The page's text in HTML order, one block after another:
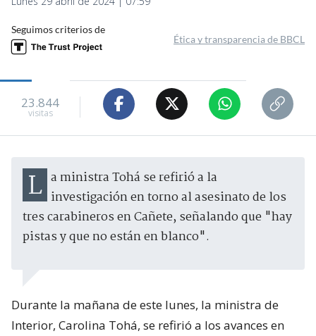
Seguimos criterios de
Ética y transparencia de BBCL
23.844
visitas
La ministra Tohá se refirió a la investigación en torno al asesinato de los
tres carabineros en Cañete, señalando que "hay
pistas y que no están en blanco".
Durante la mañana de este lunes, la ministra de
Interior, Carolina Tohá, se refirió a los avances en